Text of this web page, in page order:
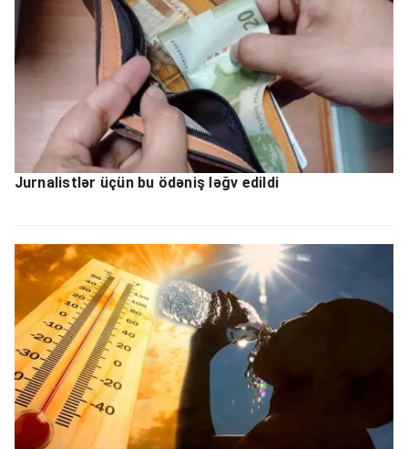
Jurnalistlər üçün bu ödəniş ləğv edildi